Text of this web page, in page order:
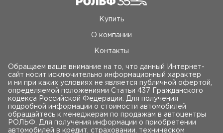
Купить
О компании
Контакты
Обращаем ваше внимание на то, что данный Интернет-
сайт носит исключительно информационный характер
и ни при каких условиях не является публичной офертой,
определяемой положениями Статьи 437 Гражданского
кодекса Российской Федерации. Для получения
подробной информации о стоимости автомобилей
обращайтесь к менеджерам по продажам в автоцентры
РОЛЬФ. Для получения информации о приобретении
автомобилей в кредит, страховании, техническом